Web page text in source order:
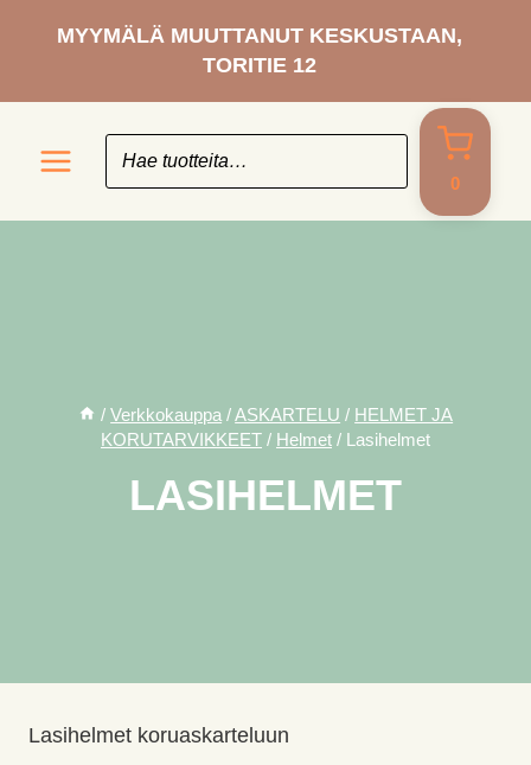
sisältöönMYYMÄLÄ MUUTTANUT KESKUSTAAN,
TORITIE 12
0
/ Verkkokauppa /ASKARTELU / HELMET JA
KORUTARVIKKEET / Helmet / Lasihelmet
LASIHELMET
Lasihelmet koruaskarteluun